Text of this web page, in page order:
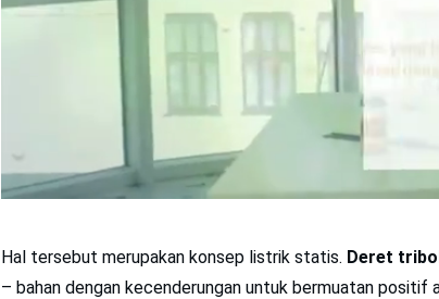
Hal tersebut merupakan konsep listrik statis. Deret
– bahan dengan kecenderungan untuk bermuatan